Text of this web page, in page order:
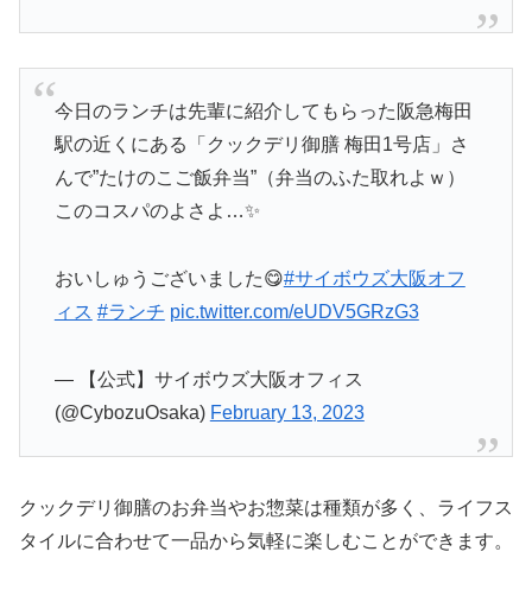
今日のランチは先輩に紹介してもらった阪急梅田
駅の近くにある「クックデリ御膳 梅田1号店」さ
んで”たけのこご飯弁当”（弁当のふた取れよｗ）
このコスパのよさよ…✨
おいしゅうございました😋#サイボウズ大阪オフ
ィス #ランチ pic.twitter.com/eUDV5GRzG3
— 【公式】サイボウズ大阪オフィス
(@CybozuOsaka) February 13, 2023
クックデリ御膳のお弁当やお惣菜は種類が多く、ライフス
タイルに合わせて一品から気軽に楽しむことができます。